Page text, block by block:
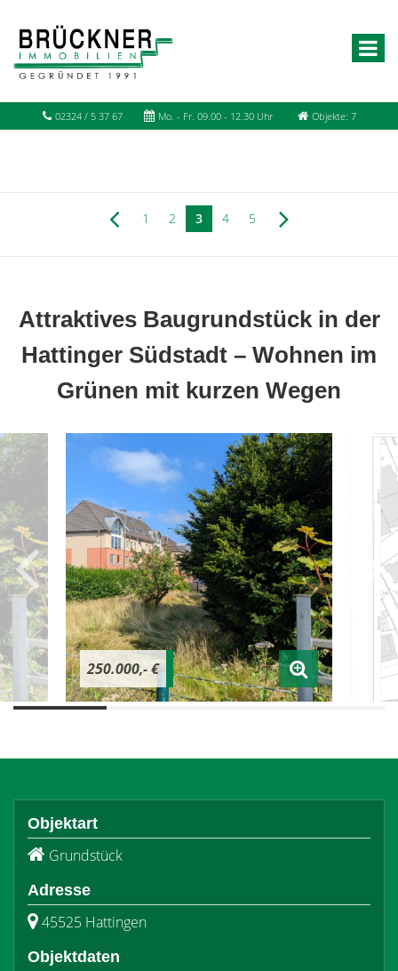
02324 / 5 37 67 Mo. - Fr. 09.00 - 12.30 Uhr Objekte: 7
1 2 3 4 5
Attraktives Baugrundstück in der
Hattinger Südstadt – Wohnen im
Grünen mit kurzen Wegen
250.000,- €
Objektart
Grundstück
Adresse
45525 Hattingen
Objektdaten